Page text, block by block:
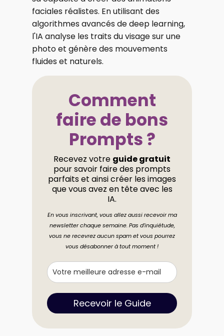
faciales réalistes. En utilisant des
algorithmes avancés de deep learning,
l'IA analyse les traits du visage sur une
photo et génère des mouvements
fluides et naturels.
Comment
faire de bons
Prompts ?
Recevez votre guide gratuit
pour savoir faire des prompts
parfaits et ainsi créer les images
que vous avez en tête avec les
IA.
En vous inscrivant, vous allez aussi recevoir ma
newsletter chaque semaine. Pas d’inquiétude,
vous ne recevrez aucun spam et vous pourrez
vous désabonner à tout moment !
Recevoir le Guide